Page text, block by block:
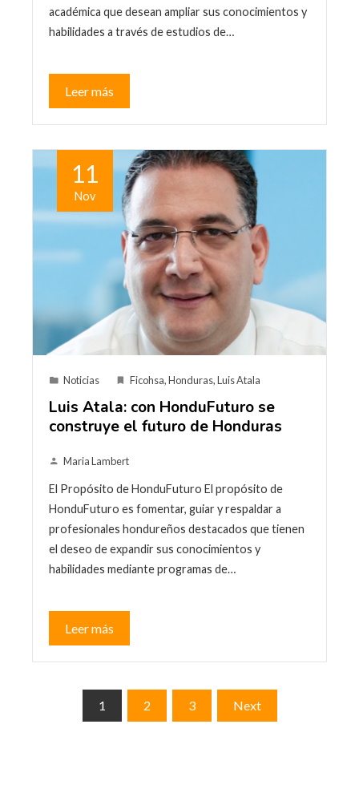
académica que desean ampliar sus conocimientos y
habilidades a través de estudios de…
Leer más
11
Nov
Noticias Ficohsa,Honduras,Luis Atala
Luis Atala: con HonduFuturo se
construye el futuro de Honduras
Maria Lambert
El Propósito de HonduFuturo El propósito de
HonduFuturo es fomentar, guiar y respaldar a
profesionales hondureños destacados que tienen
el deseo de expandir sus conocimientos y
habilidades mediante programas de…
Leer más
Paginación
1 2 3 Next